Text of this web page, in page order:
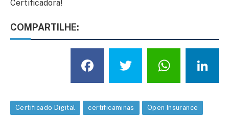
Certificadora!
COMPARTILHE:
Facebook
Twitter
Certificado Digital certificaminas Open Insurance